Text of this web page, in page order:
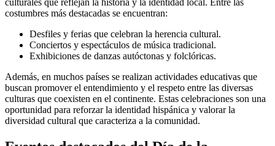
culturales que reflejan la historia y la identidad local. Entre las
costumbres más destacadas se encuentran:
Desfiles y ferias que celebran la herencia cultural.
Conciertos y espectáculos de música tradicional.
Exhibiciones de danzas autóctonas y folclóricas.
Además, en muchos países se realizan actividades educativas que
buscan promover el entendimiento y el respeto entre las diversas
culturas que coexisten en el continente. Estas celebraciones son una
oportunidad para reforzar la identidad hispánica y valorar la
diversidad cultural que caracteriza a la comunidad.